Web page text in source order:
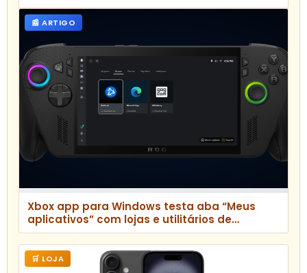
📰 ARTIGO
Xbox app para Windows testa aba “Meus
aplicativos” com lojas e utilitários de
terceiros
🛒 LOJA